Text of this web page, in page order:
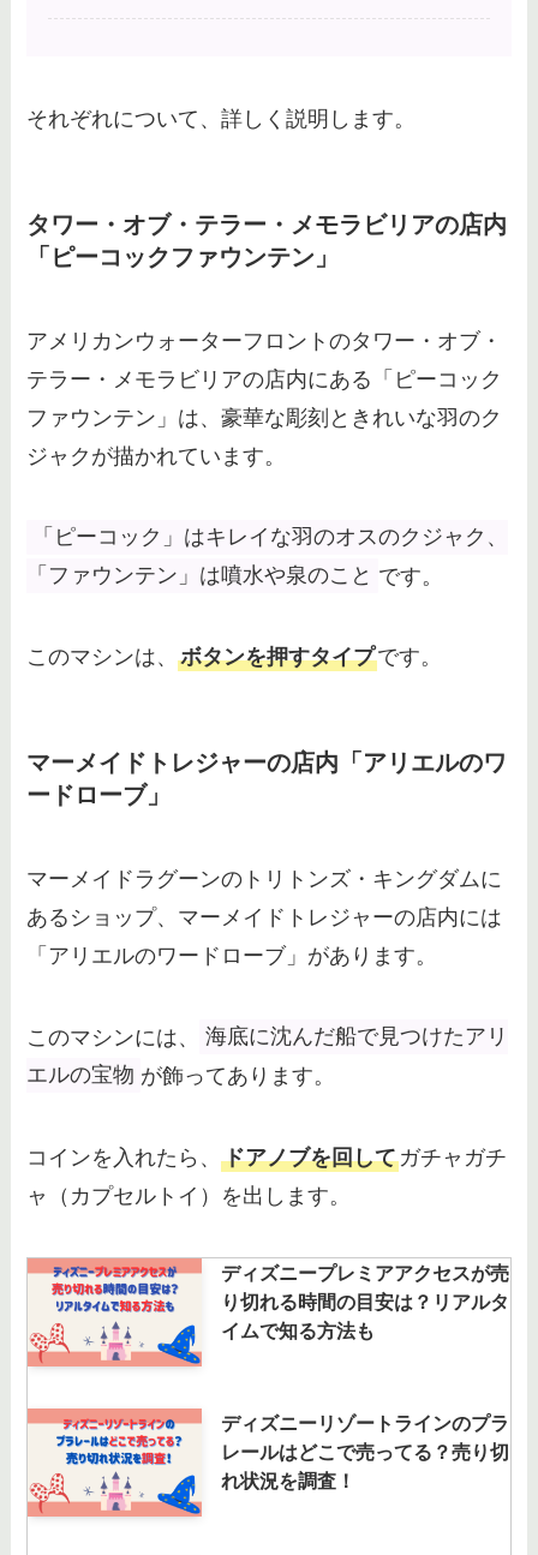
それぞれについて、詳しく説明します。
タワー・オブ・テラー・メモラビリアの店内
「ピーコックファウンテン」
アメリカンウォーターフロントのタワー・オブ・
テラー・メモラビリアの店内にある「ピーコック
ファウンテン」は、豪華な彫刻ときれいな羽のク
ジャクが描かれています。
「ピーコック」はキレイな羽のオスのクジャク、
「ファウンテン」は噴水や泉のこと です。
このマシンは、ボタンを押すタイプです。
マーメイドトレジャーの店内「アリエルのワ
ードローブ」
マーメイドラグーンのトリトンズ・キングダムに
あるショップ、マーメイドトレジャーの店内には
「アリエルのワードローブ」があります。
このマシンには、
海底に沈んだ船で見つけたアリ
エルの宝物 が飾ってあります。
コインを入れたら、ドアノブを回してガチャガチ
ャ（カプセルトイ）を出します。
ディズニープレミアアクセスが売
り切れる時間の目安は？リアルタ
イムで知る方法も
ディズニーリゾートラインのプラ
レールはどこで売ってる？売り切
れ状況を調査！